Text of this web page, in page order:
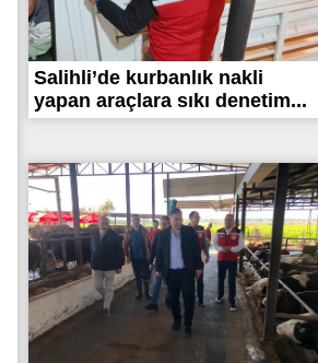
Salihli’de kurbanlık nakli
yapan araçlara sıkı denetim...